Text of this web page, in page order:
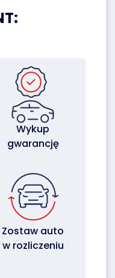
Wykup
gwarancję
Zostaw auto
w rozliczeniu